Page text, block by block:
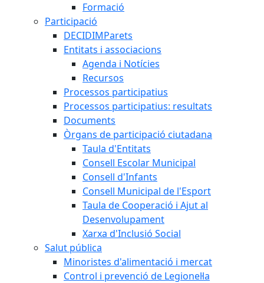
Formació
Participació
DECIDIMParets
Entitats i associacions
Agenda i Notícies
Recursos
Processos participatius
Processos participatius: resultats
Documents
Òrgans de participació ciutadana
Taula d'Entitats
Consell Escolar Municipal
Consell d'Infants
Consell Municipal de l'Esport
Taula de Cooperació i Ajut al
Desenvolupament
Xarxa d'Inclusió Social
Salut pública
Minoristes d'alimentació i mercat
Control i prevenció de Legionel·la